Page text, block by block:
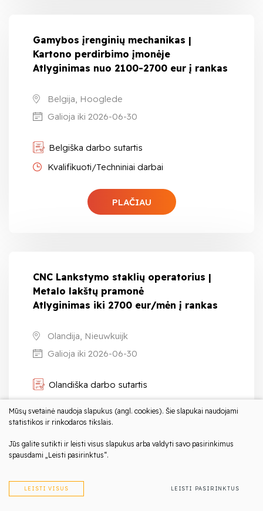
Gamybos įrenginių mechanikas |
Kartono perdirbimo įmonėje
Atlyginimas nuo 2100-2700 eur į rankas
Belgija, Hooglede
Galioja iki 2026-06-30
Belgiška darbo sutartis
Kvalifikuoti/Techniniai darbai
PLAČIAU
CNC Lankstymo staklių operatorius |
Metalo lakštų pramonė
Atlyginimas iki 2700 eur/mėn į rankas
Olandija, Nieuwkuijk
Galioja iki 2026-06-30
Olandiška darbo sutartis
PLAČIAU
Mūsų svetainė naudoja slapukus (angl. cookies). Šie slapukai naudojami
statistikos ir rinkodaros tikslais.
Jūs galite sutikti ir leisti visus slapukus arba valdyti savo pasirinkimus
spausdami „Leisti pasirinktus“.
LEISTI VISUS LEISTI PASIRINKTUS